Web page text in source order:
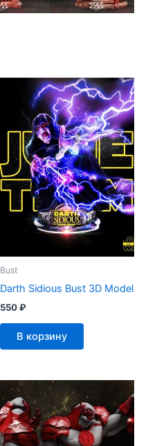
Bust
Darth Sidious Bust 3D Model
550₽
В корзину